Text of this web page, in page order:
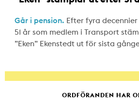
Går i pension. Efter fyra
51 år som medlem i Transport
”Eken” Ekenstedt ut för sista
ORDFÖRANDEN HAR